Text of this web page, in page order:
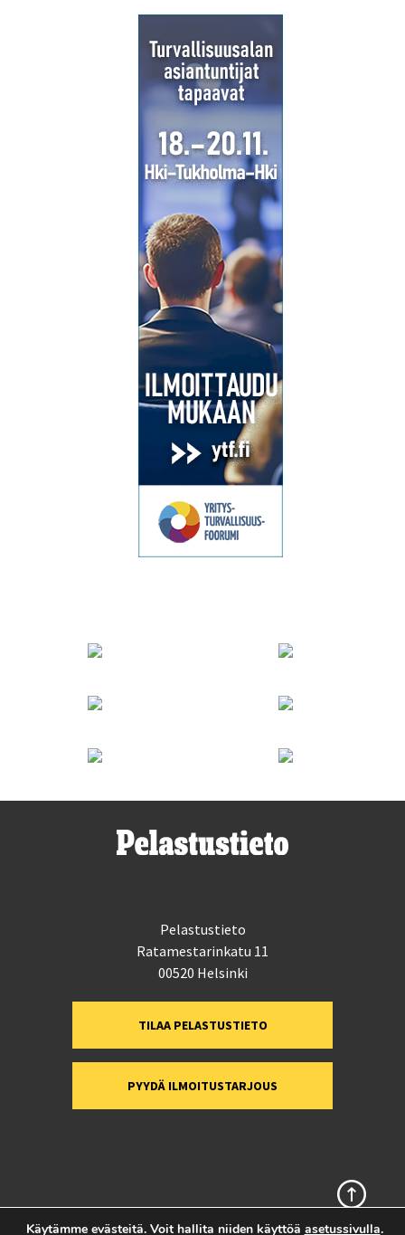
Pelastustieto
Ratamestarinkatu 11
00520 Helsinki
TILAA PELASTUSTIETO
PYYDÄ ILMOITUSTARJOUS
Sivun alkuun
Käytämme evästeitä. Voit hallita niiden käyttöä asetussivulla.